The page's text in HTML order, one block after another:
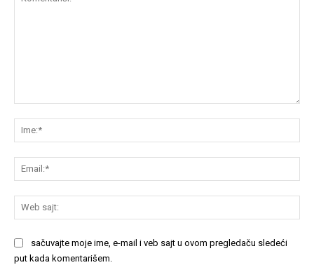
sačuvajte moje ime, e-mail i veb sajt u ovom pregledaču sledeći
put kada komentarišem.